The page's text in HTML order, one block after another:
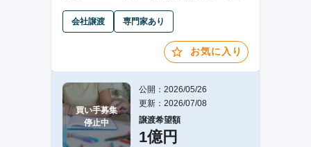
会社譲渡 専門家あり
お気に入り
買い手募集
停止中
公開：2026/05/26
更新：2026/07/08
譲渡希望額
1億円